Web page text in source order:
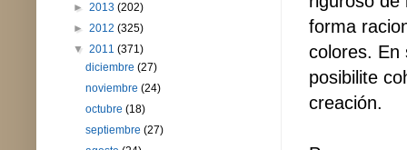
forma
colores. En
posibilite
creación.
► 2013 (202)
► 2012 (325)
▼ 2011 (371)
diciembre(27)
noviembre(24)
octubre(18)
septiembre(27)